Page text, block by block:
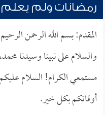
رمضانات ولم يعلم
المقدم: بسم الله الرحمن
والسلام على نبينا وسيدنا
مستمعي الكرام! السلام عليكم
أوقاتكم بكل خير.